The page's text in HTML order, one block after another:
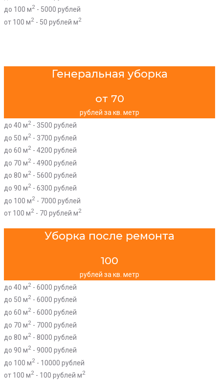
до 100 м2 - 5000 рублей
от 100 м2 - 50 рублей м2
Генеральная уборка
от 70
рублей за кв. метр
до 40 м2 - 3500 рублей
до 50 м2 - 3700 рублей
до 60 м2 - 4200 рублей
до 70 м2 - 4900 рублей
до 80 м2 - 5600 рублей
до 90 м2 - 6300 рублей
до 100 м2 - 7000 рублей
от 100 м2 - 70 рублей м2
Уборка после ремонта
100
рублей за кв. метр
до 40 м2 - 6000 рублей
до 50 м2 - 6000 рублей
до 60 м2 - 6000 рублей
до 70 м2 - 7000 рублей
до 80 м2 - 8000 рублей
до 90 м2 - 9000 рублей
до 100 м2 - 10000 рублей
от 100 м2 - 100 рублей м2